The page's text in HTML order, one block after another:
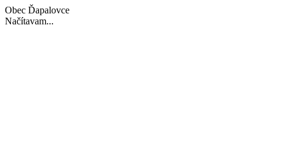
Obec Ďapalovce
Načítavam...